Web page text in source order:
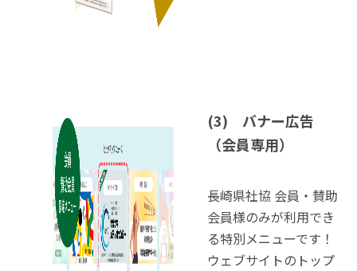
(3) バナー広告
（会員専用）
長崎県社協 会員・賛助
会員様のみが利用でき
る特別メニューです！
ウェブサイトのトップ